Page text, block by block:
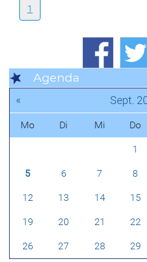
1
Agenda
« Sept.
Mo Di Mi Do
1
5 6 7 8
12 13 14 15
19 20 21 22
26 27 28 29